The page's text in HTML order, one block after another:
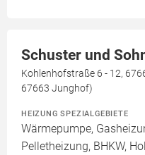
Schuster und
Kohlenhofstraße 6 - 12,
67663 Junghof)
HEIZUNG SPEZIALGEBIETE
Wärmepumpe,
Pelletheizung, BHKW,